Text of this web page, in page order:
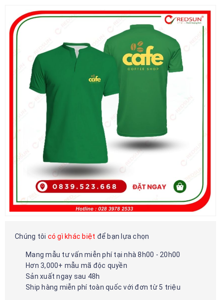
Chúng tôi có gì khác biệt để bạn lựa chọn
Mang mẫu tư vấn miễn phí tại nhà 8h00 - 20h00
Hơn 3,000+ mẫu mã độc quyền
Sản xuất ngay sau 48h
Ship hàng miễn phí toàn quốc với đơn từ 5 triệu